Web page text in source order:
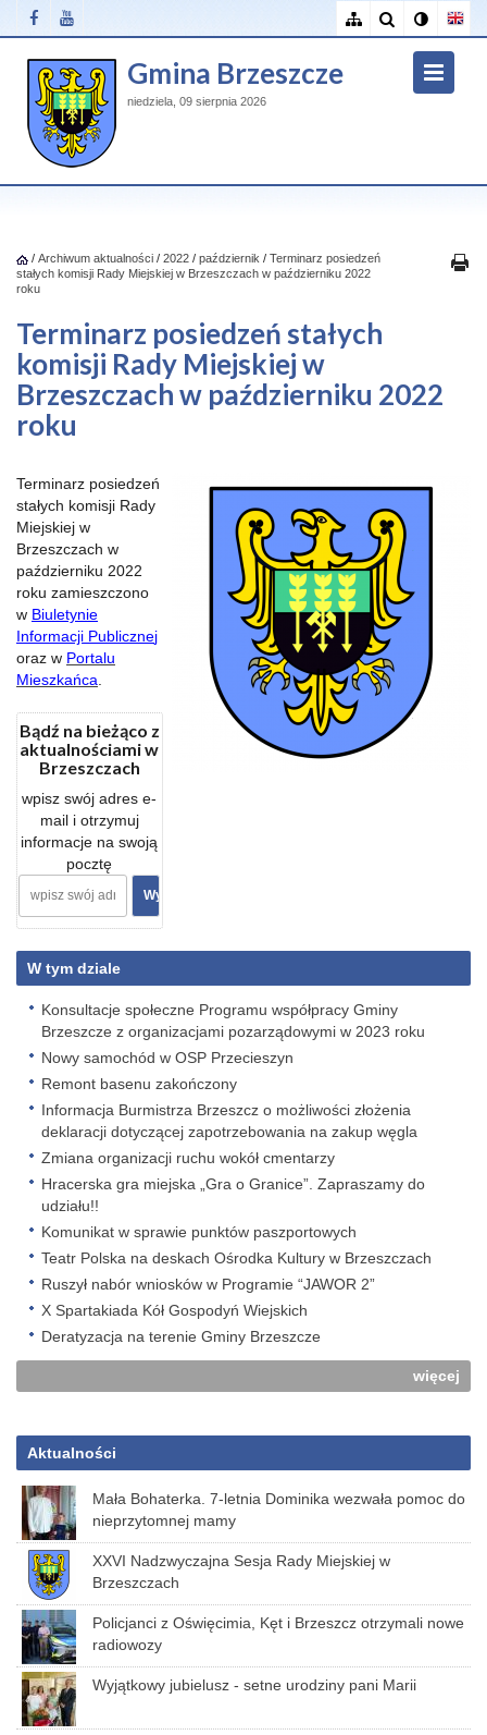
Gmina Brzeszcze
niedziela, 09 sierpnia 2026
/ Archiwum aktualności / 2022 / październik / Terminarz posiedzeń
stałych komisji Rady Miejskiej w Brzeszczach w październiku 2022
roku
Terminarz posiedzeń stałych
komisji Rady Miejskiej w
Brzeszczach w październiku 2022
roku
Terminarz posiedzeń
stałych komisji Rady
Miejskiej w
Brzeszczach w
październiku 2022
roku zamieszczono
w Biuletynie
Informacji Publicznej
oraz w Portalu
Mieszkańca
Bądź na bieżąco z
aktualnościami w
Brzeszczach
wpisz swój adres e-
mail i otrzymuj
informacje na swoją
pocztę
W tym dziale
Konsultacje społeczne Programu współpracy Gminy
Brzeszcze z organizacjami pozarządowymi w 2023 roku
Nowy samochód w OSP Przecieszyn
Remont basenu zakończony
Informacja Burmistrza Brzeszcz o możliwości złożenia
deklaracji dotyczącej zapotrzebowania na zakup węgla
Zmiana organizacji ruchu wokół cmentarzy
Hracerska gra miejska „Gra o Granice”. Zapraszamy do
udziału!!
Komunikat w sprawie punktów paszportowych
Teatr Polska na deskach Ośrodka Kultury w Brzeszczach
Ruszył nabór wniosków w Programie “JAWOR 2”
X Spartakiada Kół Gospodyń Wiejskich
Deratyzacja na terenie Gminy Brzeszcze
więcej
Aktualności
Mała Bohaterka. 7-letnia Dominika wezwała pomoc do
nieprzytomnej mamy
XXVI Nadzwyczajna Sesja Rady Miejskiej w
Brzeszczach
Policjanci z Oświęcimia, Kęt i Brzeszcz otrzymali nowe
radiowozy
Wyjątkowy jubielusz - setne urodziny pani Marii